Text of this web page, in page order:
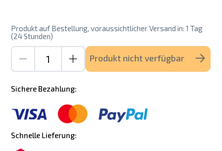
Produkt auf Bestellung, voraussichtlicher Versand in: 1 Tag
(24 Stunden)
Produkt nicht verfügbar
Sichere Bezahlung:
Schnelle Lieferung: